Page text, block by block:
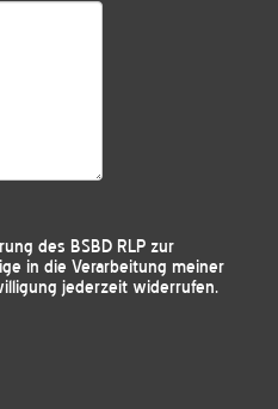
des BSBD RLP zur
in die Verarbeitung meiner
jederzeit widerrufen.